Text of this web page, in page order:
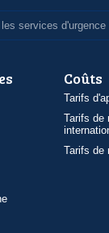
services d'urgence
Coûts
Tarifs
Tarifs de
Tarifs de